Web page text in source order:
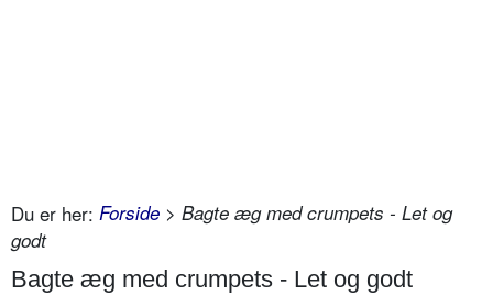
Du er her: Forside > Bagte æg med crumpets - Let og
godt
Bagte æg med crumpets - Let og godt